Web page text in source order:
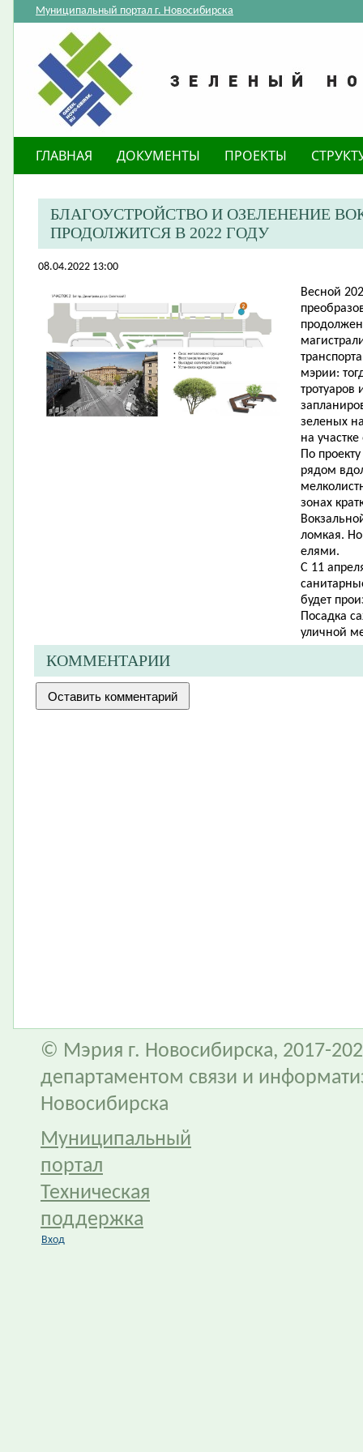
Муниципальный портал г. Новосибирска
ГЛАВНАЯ ДОКУМЕНТЫ ПРОЕКТЫ
БЛАГОУСТРОЙСТВО И ОЗЕЛЕНЕНИЕ
ПРОДОЛЖИТСЯ В 2022 ГОДУ
08.04.2022 13:00
​Весной
мэрии:
тротуаров
зеленых
на
По
рядом
зонах
ломкая.
елями.
С 11
будет
Посадка
уличной
КОММЕНТАРИИ
© Мэрия г. Новосибирска, 2017-
департаментом связи и
Новосибирска
Муниципальный
портал
Техническая
поддержка
Вход